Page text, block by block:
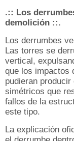
.:: Los
demolición ::.
Los derrumbes
Las torres se
vertical,
que los impactos
pudieran
simétricos que
fallos de la
este tipo.
La explicación